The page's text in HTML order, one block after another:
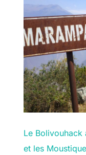
Le Bolivouhack
et les